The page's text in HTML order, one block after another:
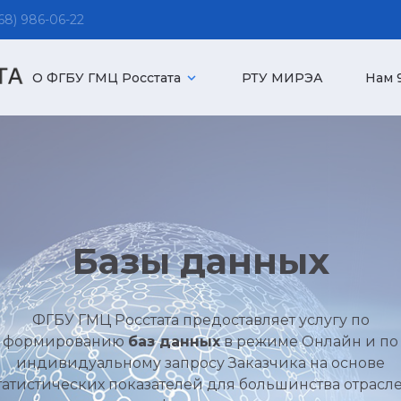
986-06-22
О ФГБУ ГМЦ Росстата expand_more РТУ МИРЭА Нам
Базы данных
ФГБУ ГМЦ Росстата предоставляет услугу по
формированиюбаз данныхв режиме Онлайн и по
индивидуальному запросу Заказчика на основе
показателей для большинства